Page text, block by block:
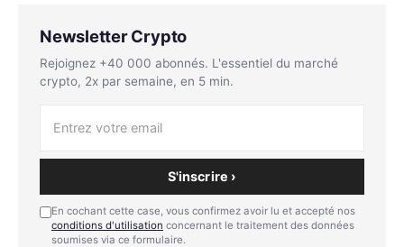
Newsletter Crypto
Rejoignez +40 000 abonnés. L'essentiel du marché
crypto, 2x par semaine, en 5 min.
S'inscrire ›
En cochant cette case, vous confirmez avoir lu et accepté nos
conditions d'utilisation concernant le traitement des données
soumises via ce formulaire.